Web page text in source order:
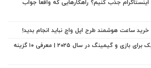
جذب کنیم؟ راهکارهایی که واقعاً جواب
مناسب‌ترین کارت گرافیک برای بازی و گیمینگ در سال ۲۰۲۵ | معرفی ۱۰ گزینه